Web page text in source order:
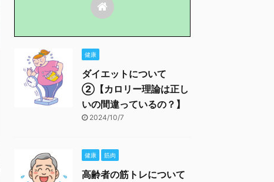
健康
ダイエットについて
②【カロリー理論は正し
いの間違っているの？】
2024/10/7
健康 筋肉
高齢者の筋トレについて